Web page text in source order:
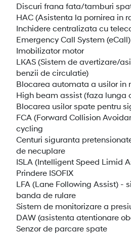
Discuri frana fata/tamburi
HAC (Asistenta la pornirea in
Inchidere centralizata cu
Emergency Call System (eCall)
Imobilizator motor
LKAS (Sistem de avertizare/
benzii de circulatie)
Blocarea automata a usilor in
High beam assist (faza lunga
Blocarea usilor spate pentru
FCA (Forward Collision
cycling
Centuri siguranta
de necuplare
ISLA (Intelligent Speed Limid
Prindere ISOFIX
LFA (Lane Following Assist) -
banda de rulare
Sistem de monitorizare a
DAW (asistenta atentionare
Senzor de parcare spate